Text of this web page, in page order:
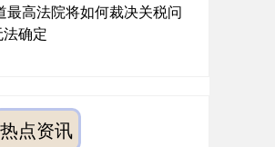
最高法院将如何裁决关税问
确定
热点资讯